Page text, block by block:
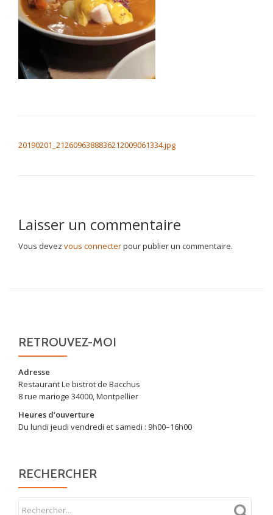
20190201_2126096388836212009061334.jpg
Laisser un commentaire
Vous devez vous connecterpour publier un commentaire.
RETROUVEZ-MOI
Adresse
Restaurant Le bistrot de Bacchus
8 rue marioge 34000, Montpellier
Heures d’ouverture
Du lundi jeudi vendredi et samedi : 9h00–16h00
RECHERCHER